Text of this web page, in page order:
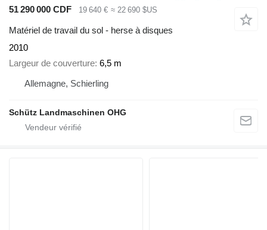
51 290 000 CDF
19 640 € ≈ 22 690 $US
Matériel de travail du sol - herse à disques
2010
Largeur de couverture 6,5 m
Allemagne, Schierling
Schütz Landmaschinen OHG